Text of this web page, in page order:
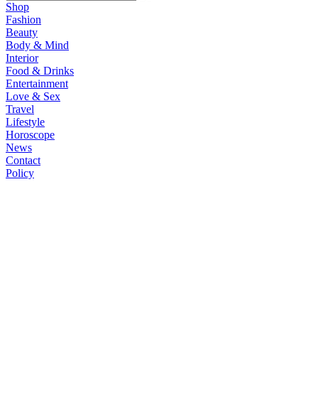
Shop
Fashion
Beauty
Body & Mind
Interior
Food & Drinks
Entertainment
Love & Sex
Travel
Lifestyle
Horoscope
News
Contact
Policy